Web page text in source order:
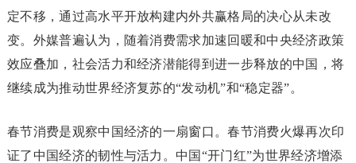
定不移，通过高水平开放构建内外共赢格局的决心从未改
变。外媒普遍认为，随着消费需求加速回暖和中央经济政策
效应叠加，社会活力和经济潜能得到进一步释放的中国，将
继续成为推动世界经济复苏的“发动机”和“稳定器”。
春节消费是观察中国经济的一扇窗口。春节消费火爆再次印
证了中国经济的韧性与活力。中国“开门红”为世界经济增添